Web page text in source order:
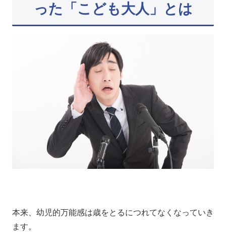
った「こども大人」とは
本来、幼児的万能感は歳をとるにつれてなくなっていき
ます。